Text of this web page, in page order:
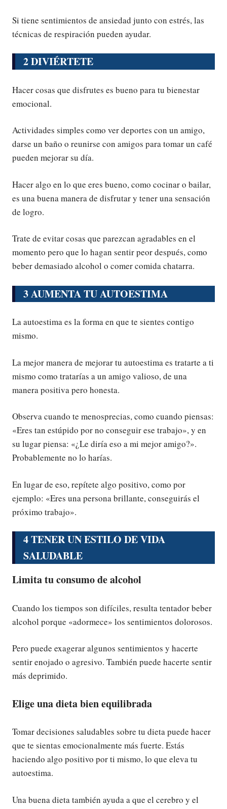
Si tiene sentimientos de ansiedad junto con estrés, las
técnicas de respiración pueden ayudar.
2 DIVIÉRTETE
Hacer cosas que disfrutes es bueno para tu bienestar
emocional.
Actividades simples como ver deportes con un amigo,
darse un baño o reunirse con amigos para tomar un café
pueden mejorar su día.
Hacer algo en lo que eres bueno, como cocinar o bailar,
es una buena manera de disfrutar y tener una sensación
de logro.
Trate de evitar cosas que parezcan agradables en el
momento pero que lo hagan sentir peor después, como
beber demasiado alcohol o comer comida chatarra.
3 AUMENTA TU AUTOESTIMA
La autoestima es la forma en que te sientes contigo
mismo.
La mejor manera de mejorar tu autoestima es tratarte a ti
mismo como tratarías a un amigo valioso, de una
manera positiva pero honesta.
Observa cuando te menosprecias, como cuando piensas:
«Eres tan estúpido por no conseguir ese trabajo», y en
su lugar piensa: «¿Le diría eso a mi mejor amigo?».
Probablemente no lo harías.
En lugar de eso, repítete algo positivo, como por
ejemplo: «Eres una persona brillante, conseguirás el
próximo trabajo».
4 TENER UN ESTILO DE VIDA
SALUDABLE
Limita tu consumo de alcohol
Cuando los tiempos son difíciles, resulta tentador beber
alcohol porque «adormece» los sentimientos dolorosos.
Pero puede exagerar algunos sentimientos y hacerte
sentir enojado o agresivo. También puede hacerte sentir
más deprimido.
Elige una dieta bien equilibrada
Tomar decisiones saludables sobre tu dieta puede hacer
que te sientas emocionalmente más fuerte. Estás
haciendo algo positivo por ti mismo, lo que eleva tu
autoestima.
Una buena dieta también ayuda a que el cerebro y el